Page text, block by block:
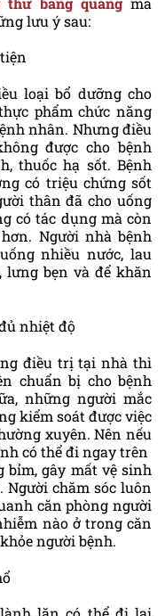
lưu ý sau:
loại bổ dưỡng cho
phẩm chức năng
nhân. Nhưng điều
được cho bệnh
thuốc hạ sốt. Bệnh
có triệu chứng sốt
thân đã cho uống
có tác dụng mà còn
Người nhà bệnh
nhiều nước, lau
lưng bẹn và để khăn
nhiệt độ
điều trị tại nhà thì
chuẩn bị cho bệnh
những người mắc
kiểm soát được việc
xuyên. Nên nếu
có thể đi ngay trên
bỉm, gây mất vệ sinh
chăm sóc luôn
căn phòng người
nào ở trong căn
người bệnh.